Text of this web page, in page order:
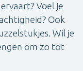
Voel je
Ook
Wil je
om zo tot